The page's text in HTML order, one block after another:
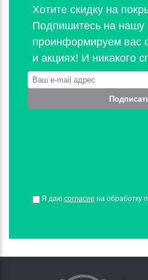
Хотите скидку на
Подпишитесь на нашу
проинформируем вас
и акциях! И никакого
Я даю согласие на обработку